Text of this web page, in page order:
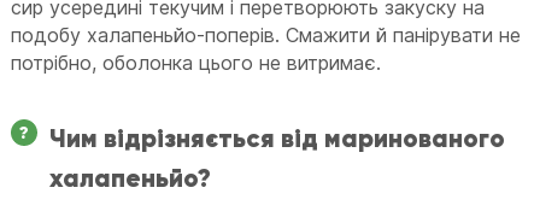
сир усередині текучим і перетворюють закуску на
подобу халапеньйо-поперів. Смажити й панірувати не
потрібно, оболонка цього не витримає.
Чим відрізняється від маринованого
халапеньйо?